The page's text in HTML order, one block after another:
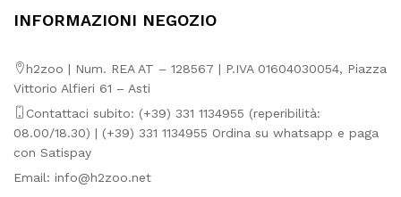
INFORMAZIONI NEGOZIO
h2zoo | Num. REA AT – 128567 | P.IVA 01604030054, Piazza
Vittorio Alfieri 61 – Asti
Contattaci subito: (+39) 331 1134955 (reperibilità:
08.00/18.30) | (+39) 331 1134955 Ordina su whatsapp e paga
con Satispay
Email: info@h2zoo.net